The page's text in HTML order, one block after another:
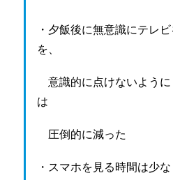
・夕飯後に無意識にテレ
を、
意識的に点けないように
は
圧倒的に減った
・スマホを見る時間は少